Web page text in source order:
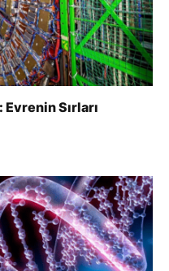
Evrenin Sırları